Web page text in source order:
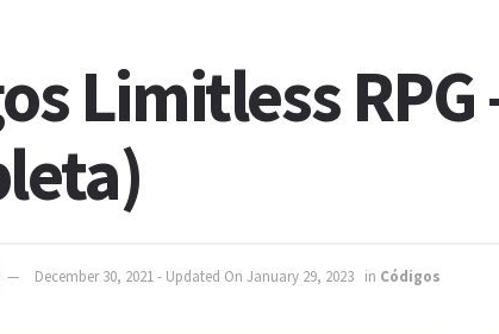
Limitless
December 30, 2021 - Updated On January 29, 2023 in Códigos